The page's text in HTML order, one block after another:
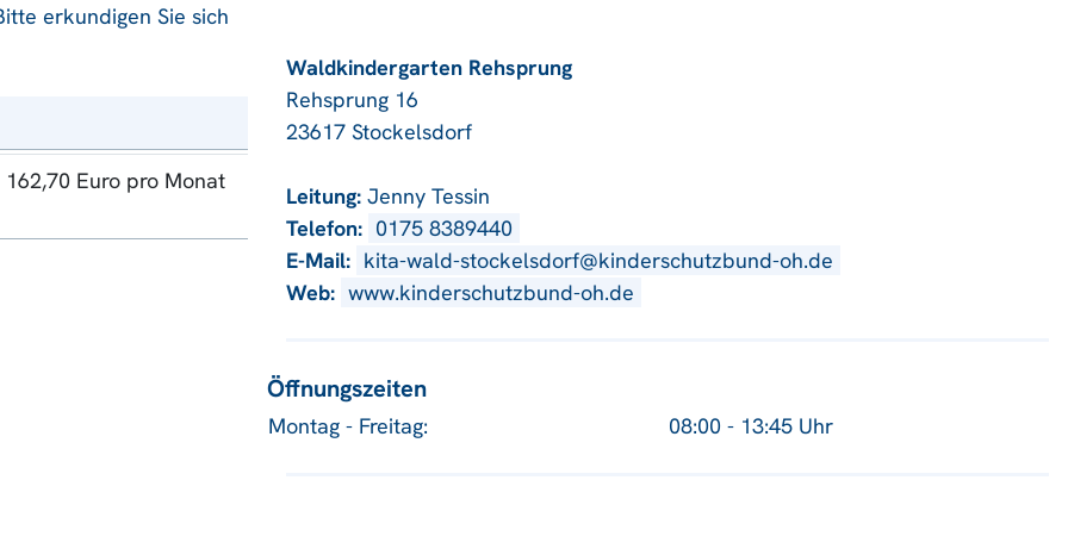
erkundigen Sie sich
162,70 Euro pro Monat
Waldkindergarten Rehsprung
Rehsprung 16
23617 Stockelsdorf
Leitung: Jenny Tessin
Telefon: 0175 8389440
E-Mail: kita-wald-stockelsdorf@kinderschutzbund-oh.de
Web: www.kinderschutzbund-oh.de
Öffnungszeiten
Montag - Freitag: 08:00 - 13:45 Uhr